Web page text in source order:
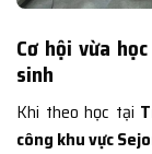
Cơ hội vừa
sinh
Khi theo học tại
công khu vực